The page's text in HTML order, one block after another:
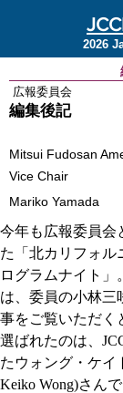
2026
広報委員会
編集後記
Mitsui Fudosan
Vice Chair
Mariko Yamada
今年も広報委員会
た「北カリフォル
ログラムナイト」
は、委員の小林三
事をご覧いただく
選ばれたのは、
たウォング・ケイ
Keiko Wong)さんで